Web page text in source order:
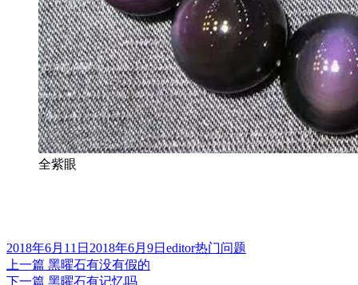
全紫眼
发
布
于
2018年6月11日 2018年6月9日 作
editor分
热门问题
文
上一篇 上
篇
黑曜石有没有假的
下一篇 下
黑曜石有记忆吗